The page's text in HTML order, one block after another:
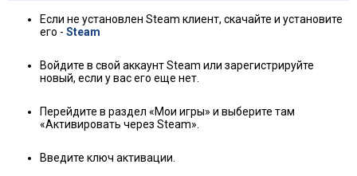
Если не установлен Steam клиент, скачайте и установите
его - Steam
Войдите в свой аккаунт Steam или зарегистрируйте
новый, если у вас его еще нет.
Перейдите в раздел «Мои игры» и выберите там
«Активировать через Steam».
Введите ключ активации.